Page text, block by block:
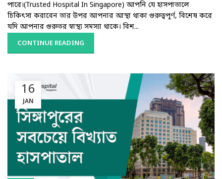
পারে।(Trusted Hospital In Singapore) আপনি যে হাসপাতালে
চিকিৎসা করাবেন তার উপর আপনার আস্থা থাকা গুরুত্বপূর্ণ, বিশেষ করে
যদি আপনার গুরুতর স্বাস্থ্য সমস্যা থাকে। বিশ...
CONTINUE READING
16
JAN